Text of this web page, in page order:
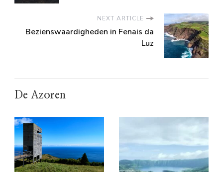
NEXT ARTICLE
Bezienswaardigheden in Fenais da
Luz
De Azoren